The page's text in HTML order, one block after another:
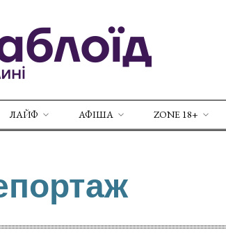
ЛАЙФ АФІША ZONE 18+